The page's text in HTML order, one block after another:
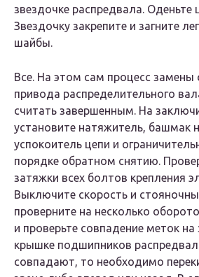
звездочке распредвала. Оденьте
Звездочку закрепите и загните
шайбы.
Все. На этом сам процесс замены
привода распределительного
считать завершенным. На
установите натяжитель, башмак
успокоитель цепи и
порядке обратном снятию.
затяжки всех болтов крепления
Выключите скорость и
проверните на несколько
и проверьте совпадение меток на
крышке подшипников
совпадают, то необходимо